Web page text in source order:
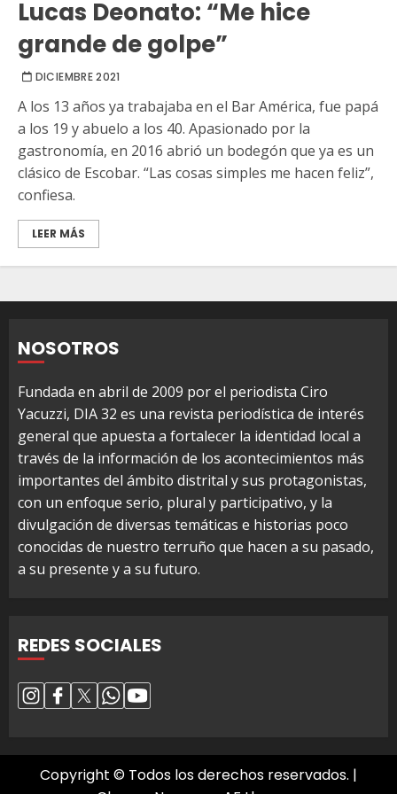
Lucas Deonato: “Me hice
grande de golpe”
DICIEMBRE 2021
A los 13 años ya trabajaba en el Bar América, fue papá
a los 19 y abuelo a los 40. Apasionado por la
gastronomía, en 2016 abrió un bodegón que ya es un
clásico de Escobar. “Las cosas simples me hacen feliz”,
confiesa.
LEER MÁS
NOSOTROS
Fundada en abril de 2009 por el periodista Ciro
Yacuzzi, DIA 32 es una revista periodística de interés
general que apuesta a fortalecer la identidad local a
través de la información de los acontecimientos más
importantes del ámbito distrital y sus protagonistas,
con un enfoque serio, plural y participativo, y la
divulgación de diversas temáticas e historias poco
conocidas de nuestro terruño que hacen a su pasado,
a su presente y a su futuro.
REDES SOCIALES
Copyright © Todos los derechos reservados. |